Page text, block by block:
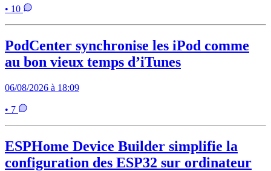
• 10
PodCenter synchronise les iPod comme
au bon vieux temps d’iTunes
06/08/2026 à 18:09
• 7
ESPHome Device Builder simplifie la
configuration des ESP32 sur ordinateur